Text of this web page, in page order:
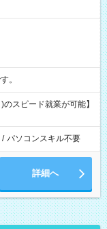
。
スピード就業が可能】
/ パソコンスキル不要
詳細へ